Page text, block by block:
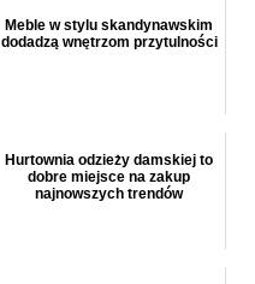
Meble w stylu skandynawskim
dodadzą wnętrzom przytulności
Hurtownia odzieży damskiej to
dobre miejsce na zakup
najnowszych trendów